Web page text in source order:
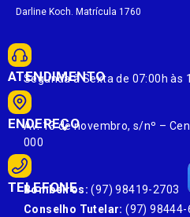
Darline Koch. Matrícula 1760
ATENDIMENTO
Segunda à Sexta de 07:00h às
ENDEREÇO
Av. 13 de novembro, s/nº –
000
TELEFONE
Bombeiros: (97) 98419-2703
Conselho Tutelar: (97) 98444-